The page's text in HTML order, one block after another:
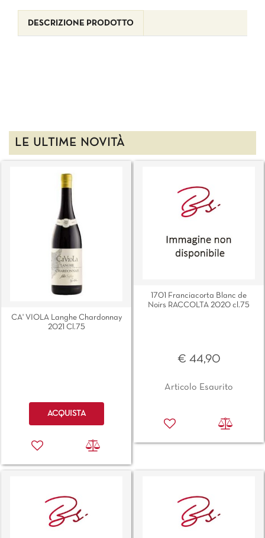
DESCRIZIONE PRODOTTO
LE ULTIME NOVITÀ
CA' VIOLA Langhe Chardonnay
2021 Cl.75
Quantità
ACQUISTA
1701 Franciacorta Blanc de
Noirs RACCOLTA 2020 cl.75
€ 44,90
Articolo Esaurito